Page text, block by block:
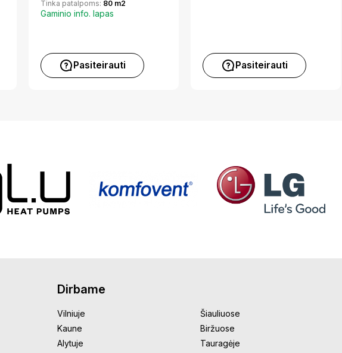
Tinka patalpoms: 80 m2
Gaminio info. lapas
Pasiteirauti Pasiteirauti
Dirbame
Vilniuje
Šiauliuose
Kaune
Biržuose
Alytuje
Tauragėje